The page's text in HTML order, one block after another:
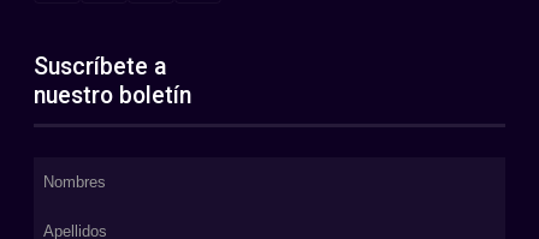
Suscríbete a
nuestro boletín